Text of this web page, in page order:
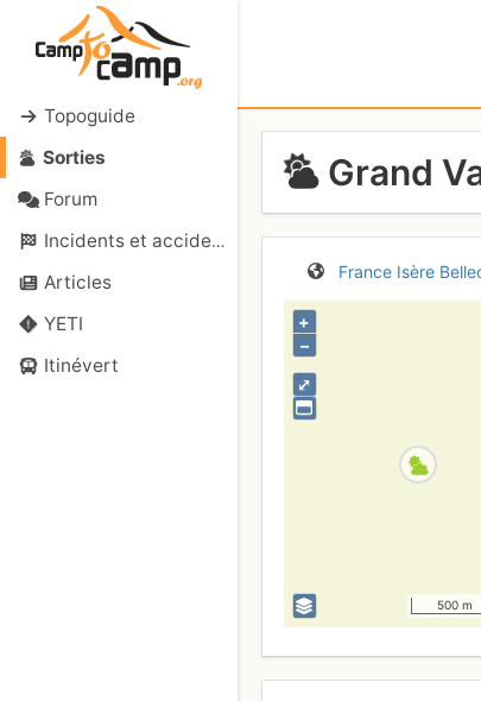
Topoguide
Sorties
Forum
Incidents et accidents
Articles
YETI
Itinévert
Grand
France Isère
⤢
+
–
500 m